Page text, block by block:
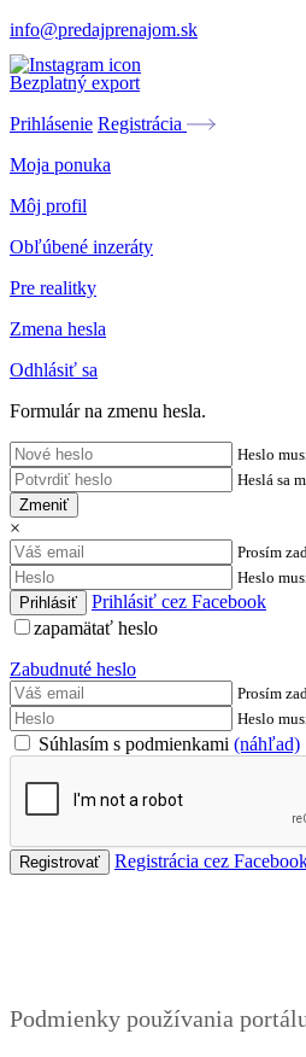
info@predajprenajom.sk
Bezplatný export
Prihlásenie Registrácia
Moja ponuka
Môj profil
Obľúbené inzeráty
Pre realitky
Zmena hesla
Odhlásiť sa
Formulár na zmenu hesla.
Heslo
Heslá sa
Zmeniť
×
Prosím
Heslo
Prihlásiť cez Facebook
zapamätať heslo
Zabudnuté heslo
Prosím
Heslo
Súhlasím s podmienkami (náhľad)
Registrácia cez
Podmienky používania